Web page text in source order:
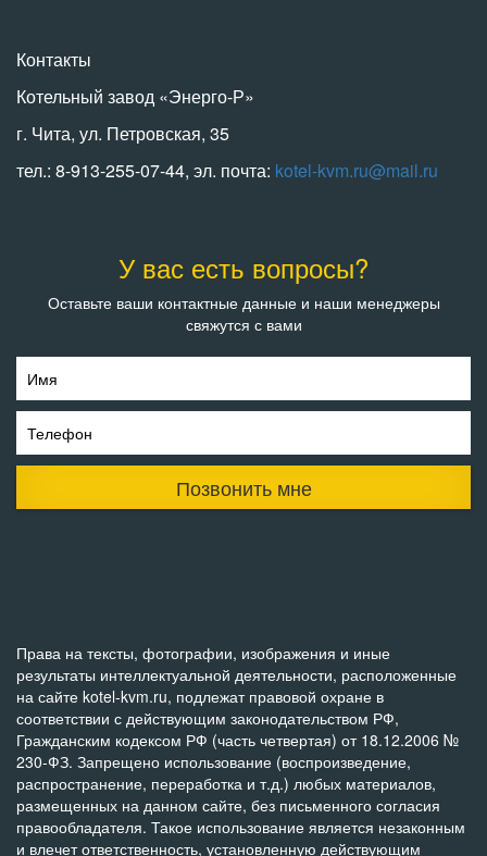
Контакты
Котельный завод «Энерго-Р»
г. Чита, ул. Петровская, 35
тел.: 8-913-255-07-44, эл. почта: kotel-kvm.ru@mail.ru
У вас есть вопросы?
Оставьте ваши контактные данные и наши менеджеры
свяжутся с вами
Имя
Телефон
Позвонить мне
Права на тексты, фотографии, изображения и иные
результаты интеллектуальной деятельности, расположенные
на сайте kotel-kvm.ru, подлежат правовой охране в
соответствии с действующим законодательством РФ,
Гражданским кодексом РФ (часть четвертая) от 18.12.2006 №
230-ФЗ. Запрещено использование (воспроизведение,
распространение, переработка и т.д.) любых материалов,
размещенных на данном сайте, без письменного согласия
правообладателя. Такое использование является незаконным
и влечет ответственность, установленную действующим